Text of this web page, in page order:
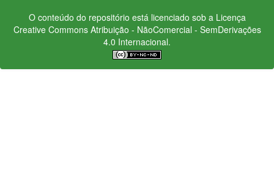
O conteúdo do repositório está licenciado sob a Licença
Creative CommonsAtribuição - NãoComercial - SemDerivações
4.0 Internacional.